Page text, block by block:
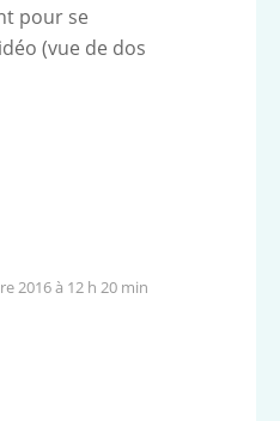
pour se
(vue de dos
2016 à 12 h 20 min